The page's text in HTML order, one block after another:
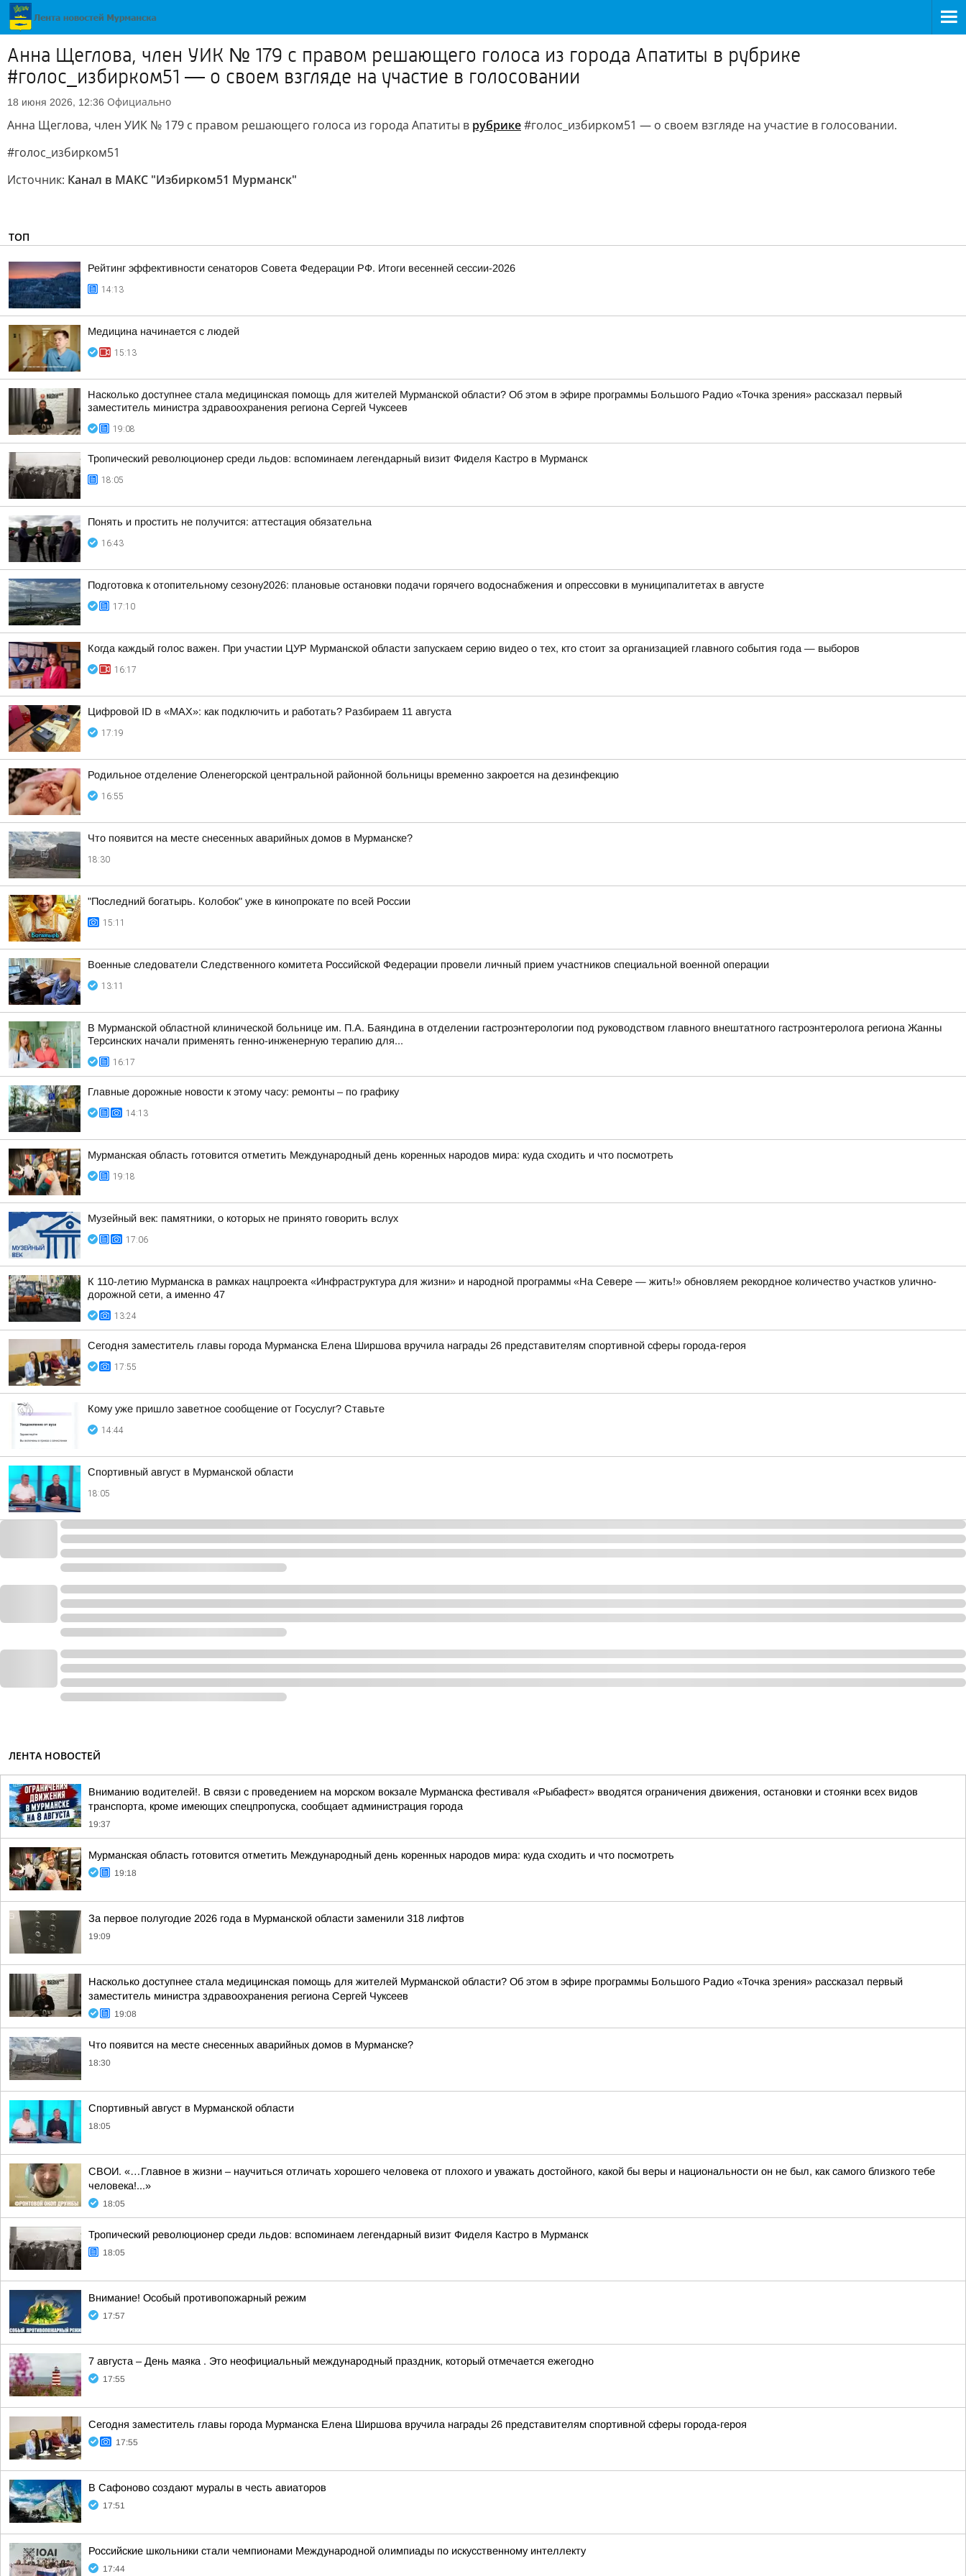
Анна Щеглова, член УИК № 179 с правом решающего голоса из города Апатиты в рубрике
#голос_избирком51 — о своем взгляде на участие в голосовании
18 июня 2026, 12:36 Официально
Анна Щеглова, член УИК № 179 с правом решающего голоса из города Апатиты в рубрике#голос_избирком51 — о своем взгляде на участие в голосовании.
#голос_избирком51
Источник: Канал в МАКС "Избирком51 Мурманск"
ТОП
Рейтинг эффективности сенаторов Совета Федерации РФ. Итоги весенней сессии-2026
14:13
Медицина начинается с людей
15:13
Насколько доступнее стала медицинская помощь для жителей Мурманской области? Об этом в эфире программы Большого Радио «Точка зрения» рассказал первый
заместитель министра здравоохранения региона Сергей Чуксеев
19:08
Тропический революционер среди льдов: вспоминаем легендарный визит Фиделя Кастро в Мурманск
18:05
Понять и простить не получится: аттестация обязательна
16:43
Подготовка к отопительному сезону2026: плановые остановки подачи горячего водоснабжения и опрессовки в муниципалитетах в августе
17:10
Когда каждый голос важен. При участии ЦУР Мурманской области запускаем серию видео о тех, кто стоит за организацией главного события года — выборов
16:17
Цифровой ID в «MAX»: как подключить и работать? Разбираем 11 августа
17:19
Родильное отделение Оленегорской центральной районной больницы временно закроется на дезинфекцию
16:55
Что появится на месте снесенных аварийных домов в Мурманске?
18:30
"Последний богатырь. Колобок" уже в кинопрокате по всей России
15:11
Военные следователи Следственного комитета Российской Федерации провели личный прием участников специальной военной операции
13:11
В Мурманской областной клинической больнице им. П.А. Баяндина в отделении гастроэнтерологии под руководством главного внештатного гастроэнтеролога региона Жанны
Терсинских начали применять генно-инженерную терапию для...
16:17
Главные дорожные новости к этому часу: ремонты – по графику
14:13
Мурманская область готовится отметить Международный день коренных народов мира: куда сходить и что посмотреть
19:18
Музейный век: памятники, о которых не принято говорить вслух
17:06
К 110-летию Мурманска в рамках нацпроекта «Инфраструктура для жизни» и народной программы «На Севере — жить!» обновляем рекордное количество участков улично-
дорожной сети, а именно 47
13:24
Сегодня заместитель главы города Мурманска Елена Ширшова вручила награды 26 представителям спортивной сферы города-героя
17:55
Кому уже пришло заветное сообщение от Госуслуг? Ставьте
14:44
Спортивный август в Мурманской области
18:05
ЛЕНТА НОВОСТЕЙ
Вниманию водителей!. В связи с проведением на морском вокзале Мурманска фестиваля «Рыбафест» вводятся ограничения движения, остановки и стоянки всех видов
транспорта, кроме имеющих спецпропуска, сообщает администрация города
19:37
Мурманская область готовится отметить Международный день коренных народов мира: куда сходить и что посмотреть
19:18
За первое полугодие 2026 года в Мурманской области заменили 318 лифтов
19:09
Насколько доступнее стала медицинская помощь для жителей Мурманской области? Об этом в эфире программы Большого Радио «Точка зрения» рассказал первый
заместитель министра здравоохранения региона Сергей Чуксеев
19:08
Что появится на месте снесенных аварийных домов в Мурманске?
18:30
Спортивный август в Мурманской области
18:05
СВОИ. «…Главное в жизни – научиться отличать хорошего человека от плохого и уважать достойного, какой бы веры и национальности он не был, как самого близкого тебе
человека!...»
18:05
Тропический революционер среди льдов: вспоминаем легендарный визит Фиделя Кастро в Мурманск
18:05
Внимание! Особый противопожарный режим
17:57
7 августа – День маяка . Это неофициальный международный праздник, который отмечается ежегодно
17:55
Сегодня заместитель главы города Мурманска Елена Ширшова вручила награды 26 представителям спортивной сферы города-героя
17:55
В Сафоново создают муралы в честь авиаторов
17:51
Российские школьники стали чемпионами Международной олимпиады по искусственному интеллекту
17:44